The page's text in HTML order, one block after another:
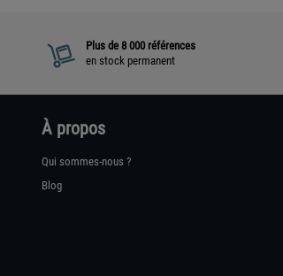
Plus de 8 000 références
en stock permanent
À propos
Qui sommes-nous ?
Blog